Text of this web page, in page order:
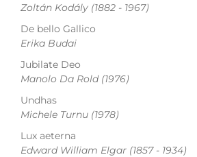
De bello Gallico
Erika Budai
Undhas
Michele Turnu (1978)
Jubilate Deo
Manolo Da Rold (1976)
Lux aeterna
Edward William Elgar (1857 - 1934)
Zoltán Kodály (1882 - 1967)